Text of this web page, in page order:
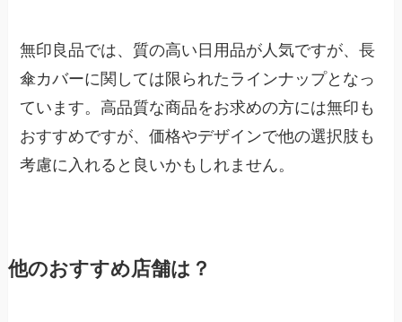
無印良品では、質の高い日用品が人気ですが、長
傘カバーに関しては限られたラインナップとなっ
ています。高品質な商品をお求めの方には無印も
おすすめですが、価格やデザインで他の選択肢も
考慮に入れると良いかもしれません。
他のおすすめ店舗は？